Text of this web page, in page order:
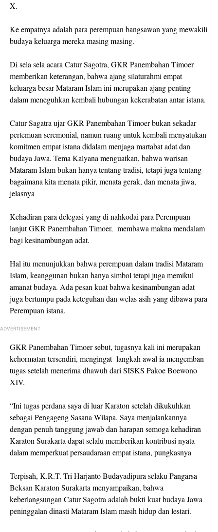
X.
Ke empatnya adalah para perempuan bangsawan yang mewakili
budaya keluarga mereka masing masing.
Di sela sela acara Catur Sagotra, GKR Panembahan Timoer
memberikan keterangan, bahwa ajang silaturahmi empat
keluarga besar Mataram Islam ini merupakan ajang penting
dalam meneguhkan kembali hubungan kekerabatan antar istana.
Catur Sagatra ujar GKR Panembahan Timoer bukan sekadar
pertemuan seremonial, namun ruang untuk kembali menyatukan
komitmen empat istana didalam menjaga martabat adat dan
budaya Jawa. Tema Kalyana menguatkan, bahwa warisan
Mataram Islam bukan hanya tentang tradisi, tetapi juga tentang
bagaimana kita menata pikir, menata gerak, dan menata jiwa,
jelasnya
Kehadiran para delegasi yang di nahkodai para Perempuan
lanjut GKR Panembahan Timoer, membawa makna mendalam
bagi kesinambungan adat.
Hal itu menunjukkan bahwa perempuan dalam tradisi Mataram
Islam, keanggunan bukan hanya simbol tetapi juga memikul
amanat budaya. Ada pesan kuat bahwa kesinambungan adat
juga bertumpu pada keteguhan dan welas asih yang dibawa para
Perempuan istana.
ADVERTISEMENT
GKR Panembahan Timoer sebut, tugasnya kali ini merupakan
kehormatan tersendiri, mengingat langkah awal ia mengemban
tugas setelah menerima dhawuh dari SISKS Pakoe Boewono
XIV.
“Ini tugas perdana saya di luar Karaton setelah dikukuhkan
sebagai Pengageng Sasana Wilapa. Saya menjalankannya
dengan penuh tanggung jawab dan harapan semoga kehadiran
Karaton Surakarta dapat selalu memberikan kontribusi nyata
dalam memperkuat persaudaraan empat istana, pungkasnya
Terpisah, K.R.T. Tri Harjanto Budayadipura selaku Pangarsa
Beksan Karaton Surakarta menyampaikan, bahwa
keberlangsungan Catur Sagotra adalah bukti kuat budaya Jawa
peninggalan dinasti Mataram Islam masih hidup dan lestari.